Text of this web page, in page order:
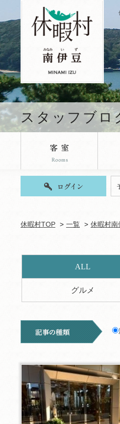
スタッフブロ
休暇村TOP 一覧 休暇村南
ALL
グルメ